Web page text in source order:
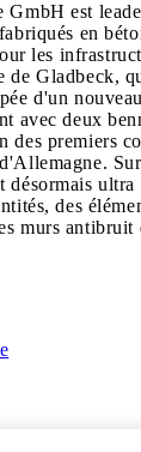
est
en
les
de Gladbeck,
d'un
avec deux
des premiers
désormais
des
murs antibruit